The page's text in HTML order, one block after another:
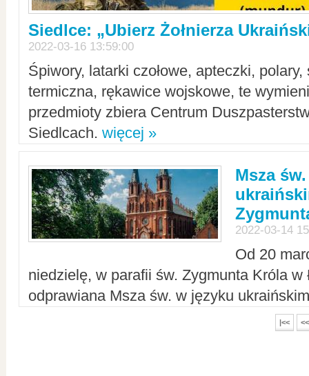
Siedlce: „Ubierz Żołnierza
2022-03-16 13:59:00
Śpiwory, latarki czołowe, apteczki,
termiczna, rękawice wojskowe, te
przedmioty zbiera Centrum
Siedlcach. więcej »
Msza
2022-03-14
Od 20
niedzielę, w parafii św. Zygmunta Króla w
odprawiana Msza św. w języku
|<< <<